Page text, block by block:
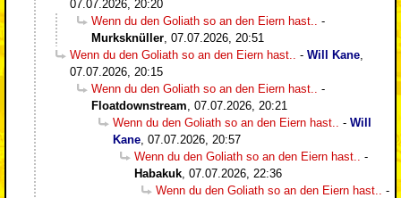
07.07.2026, 20:20
Wenn du den Goliath so an den Eiern hast..
-
Murksknüller 07.07.2026, 20:51
Wenn du den Goliath so an den Eiern hast..
- Will Kane
07.07.2026, 20:15
Wenn du den Goliath so an den Eiern hast..
-
Floatdownstream 07.07.2026, 20:21
Wenn du den Goliath so an den Eiern hast..
- Will
Kane 07.07.2026, 20:57
Wenn du den Goliath so an den Eiern hast..
-
Habakuk 07.07.2026, 22:36
Wenn du den Goliath so an den Eiern hast..
-